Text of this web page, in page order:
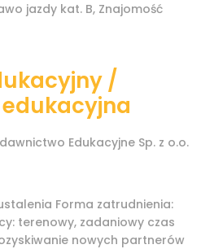
jazdy kat. B, Znajomość
/
Edukacyjne Sp. z o.o.
Forma zatrudnienia:
terenowy, zadaniowy czas
nowych partnerów